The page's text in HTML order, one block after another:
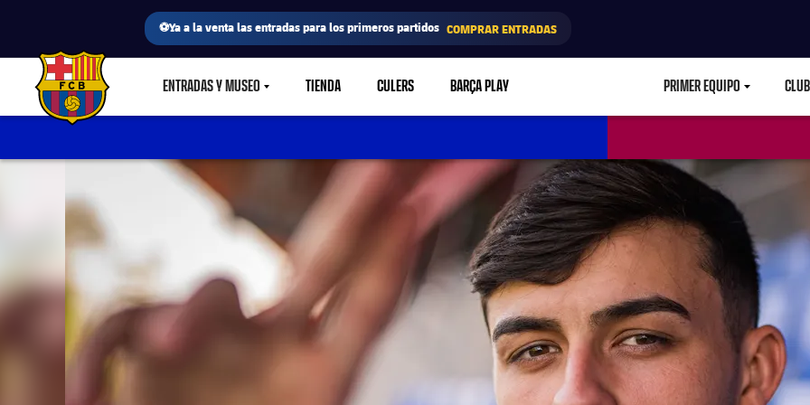
⚽Ya a la venta las entradas para los primeros partidos COMPRAR ENTRADAS
FC Barcelona club badge ENTRADAS Y MUSEOLABEL.SHARE.CARETDOWN
TIENDA CULERS BARÇA PLAY PRIMER EQUIPO CLUB